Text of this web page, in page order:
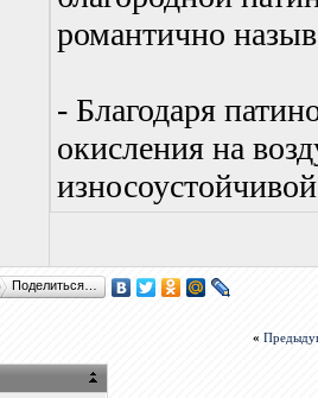
романтично
- Благодаря
окисления на
Поделиться…
«